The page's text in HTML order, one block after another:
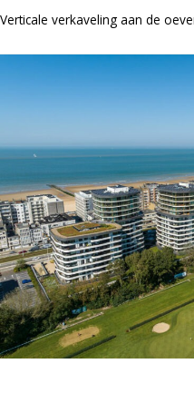
Verticale verkaveling aan de